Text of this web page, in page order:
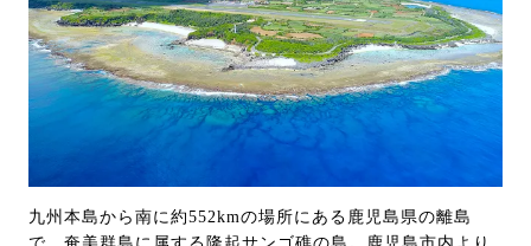
九州本島から南に約552kmの場所にある鹿児島県の離島